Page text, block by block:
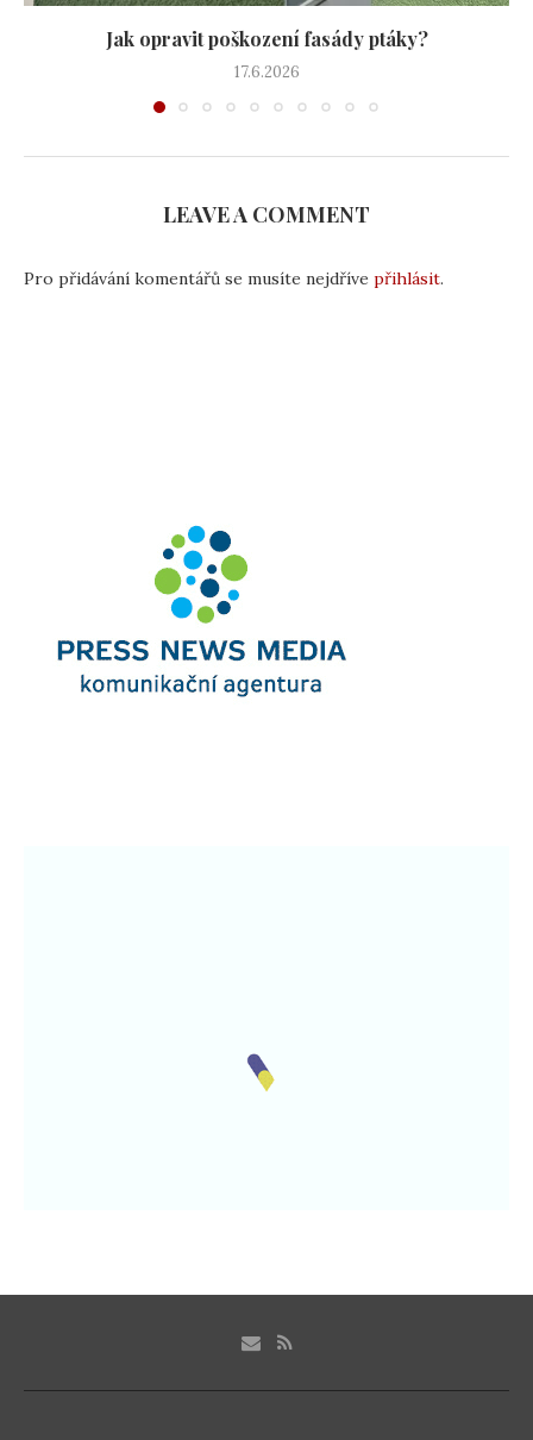
Jak opravit poškození fasády ptáky?
17.6.2026
LEAVE A COMMENT
Pro přidávání komentářů se musíte nejdříve přihlásit.